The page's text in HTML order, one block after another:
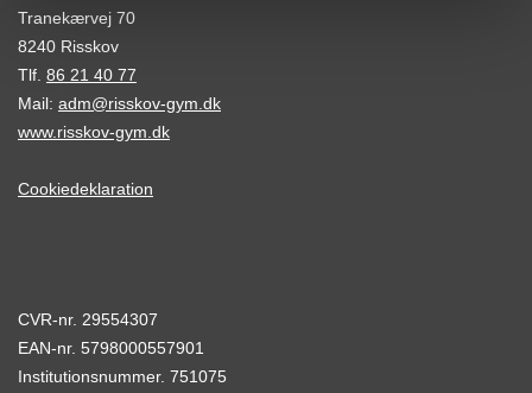
Tranekærvej 70
8240 Risskov
Tlf. 86 21 40 77
Mail: adm@risskov-gym.dk
www.risskov-gym.dk
Cookiedeklaration
CVR-nr. 29554307
EAN-nr. 5798000557901
Institutionsnummer. 751075